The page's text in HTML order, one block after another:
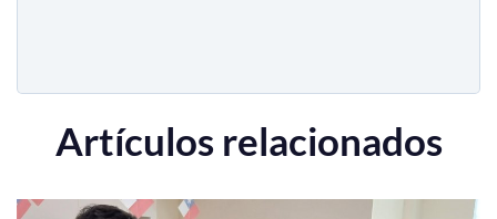
Artículos relacionados